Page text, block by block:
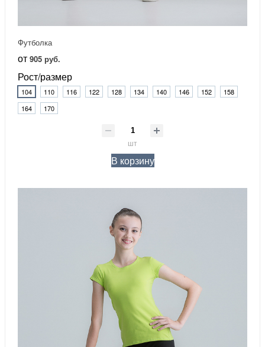
Футболка
от 905 руб.
Рост/размер
104 110 116 122 128 134 140 146 152
158
164
170
шт
В корзину